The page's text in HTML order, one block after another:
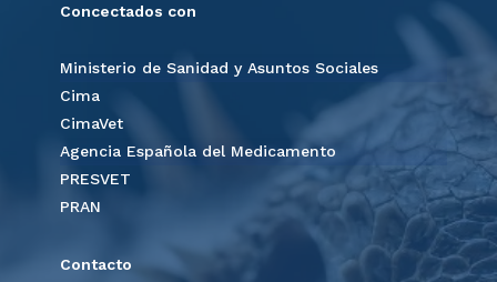
Concectados con
Ministerio de Sanidad y Asuntos Sociales
Cima
CimaVet
Agencia Española del Medicamento
PRESVET
PRAN
Contacto